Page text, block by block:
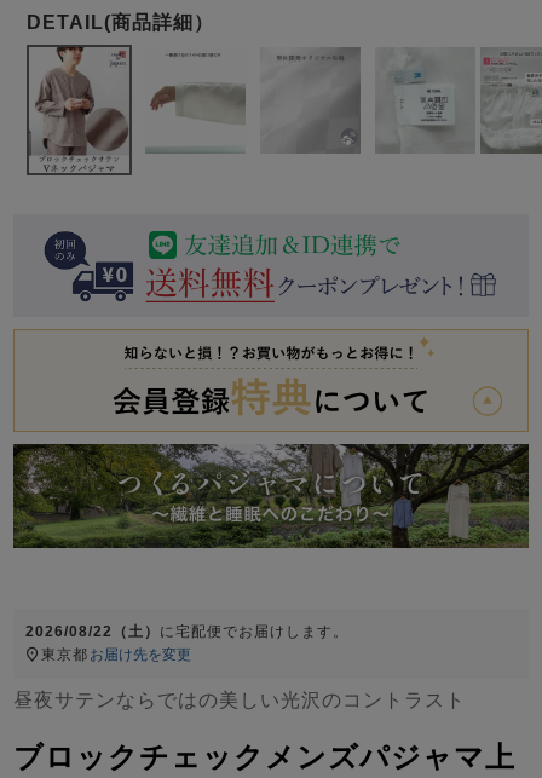
春 夏 冬
売れ筋ランキング
すべての生地一覧はこちら
売れ筋ランキング
- Item Ranking -
目的別でさがす一覧はこちら
すべてのメン
ズ
パジャマ
前開き スリーパー
作務衣
ーブ
上着単品
ズボン単品
すべてのキッ
ズ
ガールズ前開
き
ガールズかぶ
り
ボーイズ長袖
2026/08/22（土） に宅配便 でお届けします。
東京都 お届け先を変更
昼夜サテンならではの美しい光沢のコントラスト
ブロックチェックメンズパジャマ上